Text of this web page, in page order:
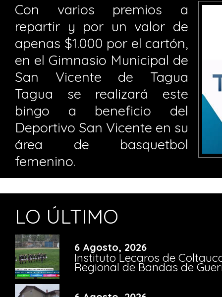
Con varios premios a
repartir y por un valor de
apenas $1.000 por el cartón,
en el Gimnasio Municipal de
San Vicente de Tagua
Tagua se realizará este
bingo a beneficio del
Deportivo San Vicente en su
área de basquetbol
femenino.
LO ÚLTIMO
6 Agosto, 2026
Instituto Lecaros de
Regional de Bandas de